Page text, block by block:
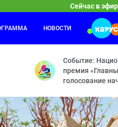
Сейчас в
— Ценный подарок —
Смешарики
Рояль —
НОВОСТИ
Событие:
премия
голосование